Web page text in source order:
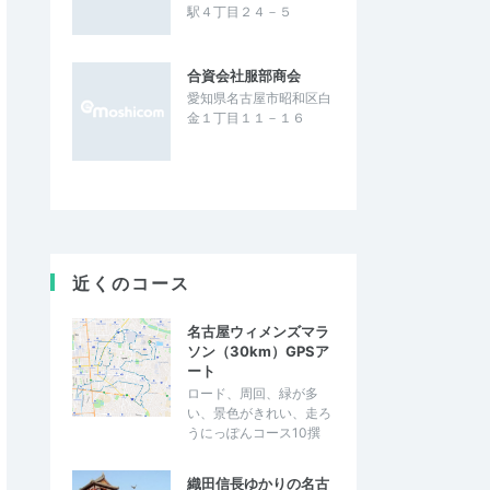
駅４丁目２４－５
合資会社服部商会
愛知県名古屋市昭和区白
金１丁目１１－１６
近くのコース
名古屋ウィメンズマラ
ソン（30km）GPSア
ート
ロード、周回、緑が多
い、景色がきれい、走ろ
うにっぽんコース10撰
織田信長ゆかりの名古